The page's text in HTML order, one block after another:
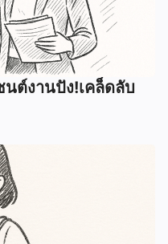
ต์งานปัง!เคล็ดลับ